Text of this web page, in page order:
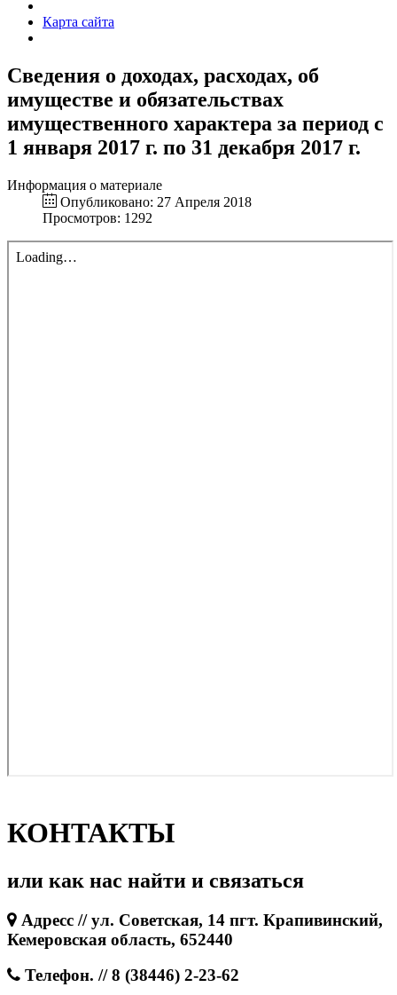
Карта сайта
Сведения о доходах, расходах, об
имуществе и обязательствах
имущественного характера за период с
1 января 2017 г. по 31 декабря 2017 г.
Информация о материале
Опубликовано: 27 Апреля 2018
Просмотров: 1292
КОНТАКТЫ
или как нас найти и связаться
Адресс // ул. Советская, 14 пгт. Крапивинский,
Кемеровская область, 652440
Телефон. // 8 (38446) 2-23-62